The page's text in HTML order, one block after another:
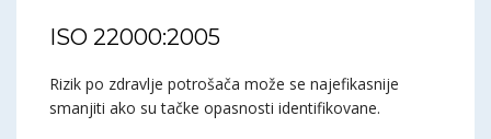
ISO 22000:2005
Rizik po zdravlje potrošača može se najefikasnije
smanjiti ako su tačke opasnosti identifikovane.